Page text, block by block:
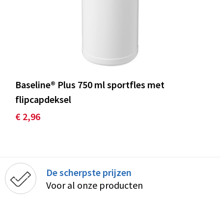
Baseline® Plus 750 ml sportfles met
flipcapdeksel
€ 2,96
De scherpste prijzen
Voor al onze producten